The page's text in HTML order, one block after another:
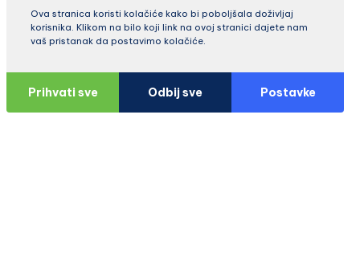
Ova stranica koristi kolačiće kako bi poboljšala doživljaj
korisnika. Klikom na bilo koji link na ovoj stranici dajete nam
vaš pristanak da postavimo kolačiće.
Prihvati sve Odbij sve Postavke